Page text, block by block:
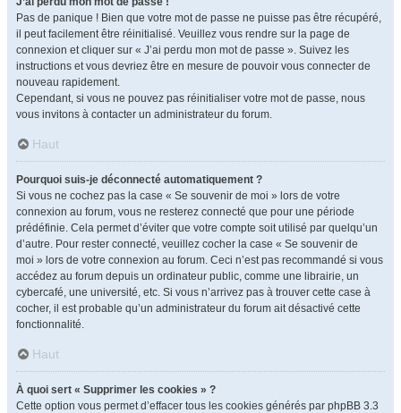
Pas de panique ! Bien que votre mot de passe ne puisse pas être récupéré,
il peut facilement être réinitialisé. Veuillez vous rendre sur la page de
connexion et cliquer sur « J’ai perdu mon mot de passe ». Suivez les
instructions et vous devriez être en mesure de pouvoir vous connecter de
nouveau rapidement.
Cependant, si vous ne pouvez pas réinitialiser votre mot de passe, nous
vous invitons à contacter un administrateur du forum.
Haut
Pourquoi suis-je déconnecté automatiquement ?
Si vous ne cochez pas la case « Se souvenir de moi » lors de votre
connexion au forum, vous ne resterez connecté que pour une période
prédéfinie. Cela permet d’éviter que votre compte soit utilisé par quelqu’un
d’autre. Pour rester connecté, veuillez cocher la case « Se souvenir de
moi » lors de votre connexion au forum. Ceci n’est pas recommandé si vous
accédez au forum depuis un ordinateur public, comme une librairie, un
cybercafé, une université, etc. Si vous n’arrivez pas à trouver cette case à
cocher, il est probable qu’un administrateur du forum ait désactivé cette
fonctionnalité.
Haut
À quoi sert « Supprimer les cookies » ?
Cette option vous permet d’effacer tous les cookies générés par phpBB 3.3